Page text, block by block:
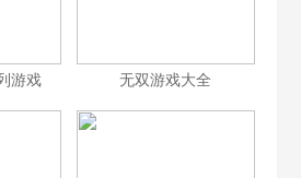
游戏 无双游戏大全